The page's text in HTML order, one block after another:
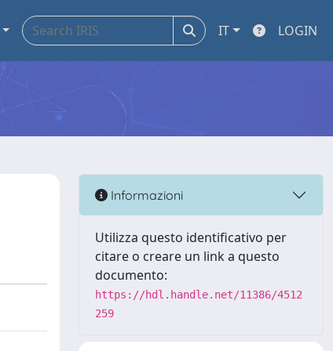
IT LOGIN
Informazioni
Utilizza questo identificativo per
citare o creare un link a questo
documento:
https://hdl.handle.net/11386/4512
259